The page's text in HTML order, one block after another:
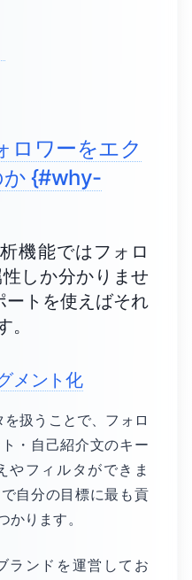
ロワーをエク
か {#why-
機能ではフォロ
しか分かりませ
ートを使えばそれ
メント化
扱うことで、フォロ
・自己紹介文のキー
やフィルタができま
自分の目標に最も貢
ります。
ランドを運営してお